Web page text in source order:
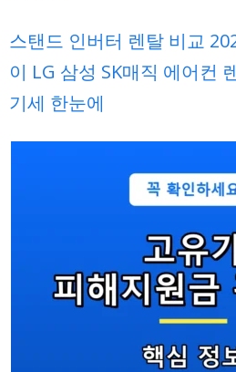
스탠드 인버터 렌탈 비교
이 LG 삼성 SK매직 에어컨
기세 한눈에